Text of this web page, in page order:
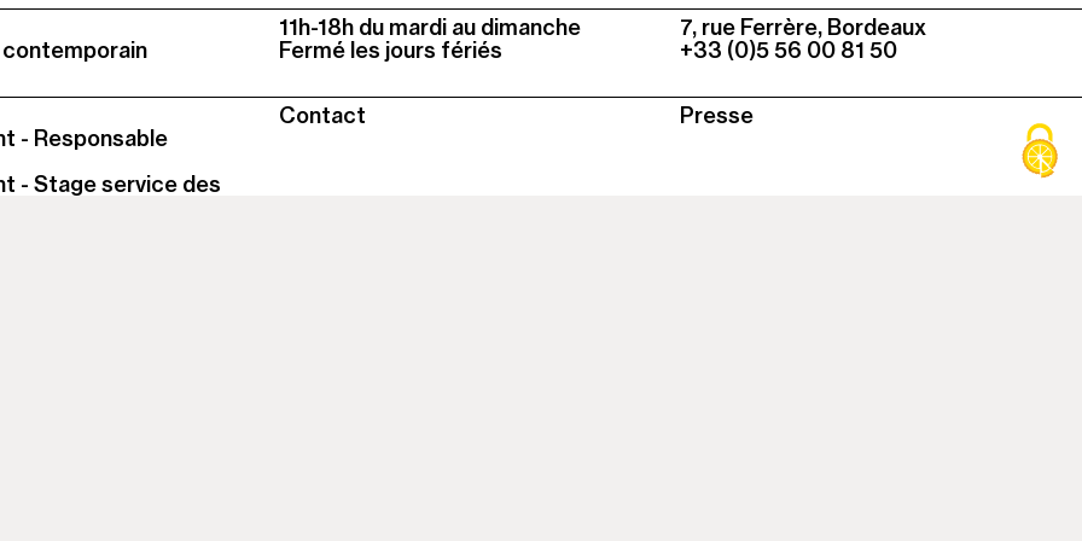
contemporain
Colonne
2
11h-18h du mardi au dimanche
Fermé les jours fériés
Colonne
3
7, rue Ferrère, Bordeaux
+33 (0)5 56 00 81 50
- Responsable
- Stage service des
Contact Presse